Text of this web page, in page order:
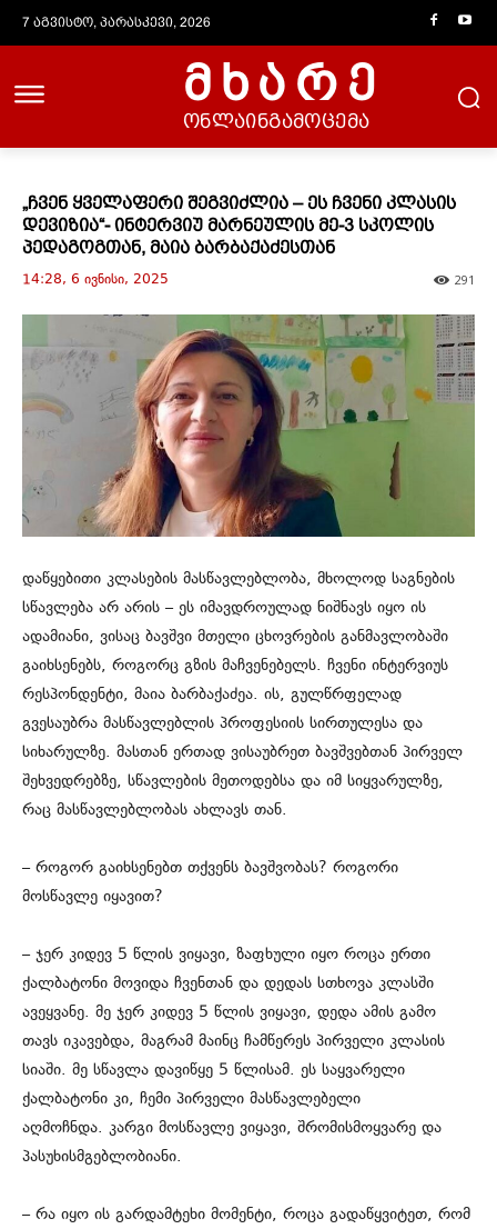
7 აგვისტო, პარასკევი, 2026
მხარე
ონლაინგამოცემა
„ჩვენ ყველაფერი შეგვიძლია – ეს ჩვენი კლასის
დევიზია“- ინტერვიუ მარნეულის მე-3 სკოლის
პედაგოგთან, მაია ბარბაქაძესთან
291
14:28, 6 ივნისი, 2025
დაწყებითი კლასების მასწავლებლობა, მხოლოდ საგნების
სწავლება არ არის – ეს იმავდროულად ნიშნავს იყო ის
ადამიანი, ვისაც ბავშვი მთელი ცხოვრების განმავლობაში
გაიხსენებს, როგორც გზის მაჩვენებელს. ჩვენი ინტერვიუს
რესპონდენტი, მაია ბარბაქაძეა. ის, გულწრფელად
გვესაუბრა მასწავლებლის პროფესიის სირთულესა და
სიხარულზე. მასთან ერთად ვისაუბრეთ ბავშვებთან პირველ
შეხვედრებზე, სწავლების მეთოდებსა და იმ სიყვარულზე,
რაც მასწავლებლობას ახლავს თან.
– როგორ გაიხსენებთ თქვენს ბავშვობას? როგორი
მოსწავლე იყავით?
– ჯერ კიდევ 5 წლის ვიყავი, ზაფხული იყო როცა ერთი
ქალბატონი მოვიდა ჩვენთან და დედას სთხოვა კლასში
ავეყვანე. მე ჯერ კიდევ 5 წლის ვიყავი, დედა ამის გამო
თავს იკავებდა, მაგრამ მაინც ჩამწერეს პირველი კლასის
სიაში. მე სწავლა დავიწყე 5 წლისამ. ეს საყვარელი
ქალბატონი კი, ჩემი პირველი მასწავლებელი
აღმოჩნდა. კარგი მოსწავლე ვიყავი, შრომისმოყვარე და
პასუხისმგებლობიანი.
– რა იყო ის გარდამტეხი მომენტი, როცა გადაწყვიტეთ, რომ